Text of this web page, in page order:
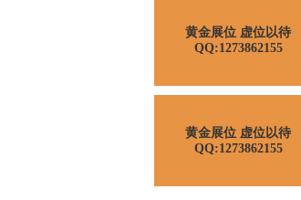
黄金展位 虚位以待
QQ:1273862155
黄金展位 虚位以待
QQ:1273862155